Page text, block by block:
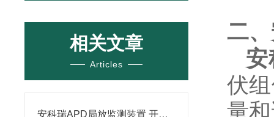
相关文章
Articles
安科瑞APD局放监测装置 开关柜局部放电监测
二、
安
伏
量